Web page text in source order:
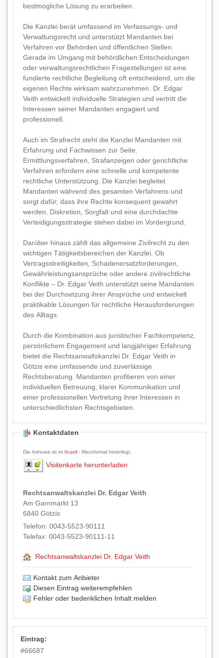
bestmögliche Lösung zu erarbeiten.
Die Kanzlei berät umfassend im Verfassungs- und
Verwaltungsrecht und unterstützt Mandanten bei
Verfahren vor Behörden und öffentlichen Stellen.
Gerade im Umgang mit behördlichen Entscheidungen
oder verwaltungsrechtlichen Fragestellungen ist eine
fundierte rechtliche Begleitung oft entscheidend, um die
eigenen Rechte wirksam wahrzunehmen. Dr. Edgar
Veith entwickelt individuelle Strategien und vertritt die
Interessen seiner Mandanten engagiert und
professionell.
Auch im Strafrecht steht die Kanzlei Mandanten mit
Erfahrung und Fachwissen zur Seite.
Ermittlungsverfahren, Strafanzeigen oder gerichtliche
Verfahren erfordern eine schnelle und kompetente
rechtliche Unterstützung. Die Kanzlei begleitet
Mandanten während des gesamten Verfahrens und
sorgt dafür, dass ihre Rechte konsequent gewahrt
werden. Diskretion, Sorgfalt und eine durchdachte
Verteidigungsstrategie stehen dabei im Vordergrund.
Darüber hinaus zählt das allgemeine Zivilrecht zu den
wichtigen Tätigkeitsbereichen der Kanzlei. Ob
Vertragsstreitigkeiten, Schadenersatzforderungen,
Gewährleistungsansprüche oder andere zivilrechtliche
Konflikte – Dr. Edgar Veith unterstützt seine Mandanten
bei der Durchsetzung ihrer Ansprüche und entwickelt
praktikable Lösungen für rechtliche Herausforderungen
des Alltags.
Durch die Kombination aus juristischer Fachkompetenz,
persönlichem Engagement und langjähriger Erfahrung
bietet die Rechtsanwaltskanzlei Dr. Edgar Veith in
Götzis eine umfassende und zuverlässige
Rechtsberatung. Mandanten profitieren von einer
individuellen Betreuung, klarer Kommunikation und
einer professionellen Vertretung ihrer Interessen in
unterschiedlichsten Rechtsgebieten.
Kontaktdaten
Die Adresse ist im hcard - Microformat hinterlegt.
Visitenkarte herunterladen
Rechtsanwaltskanzlei Dr. Edgar Veith
Am Garnmarkt 13
6840 Götzis
Telefon: 0043-5523-90111
Telefax: 0043-5523-90111-11
Rechtsanwaltskanzlei Dr. Edgar Veith
Kontakt zum Anbieter
Diesen Eintrag weiterempfehlen
Fehler oder bedenklichen Inhalt melden
Eintrag:
#66687